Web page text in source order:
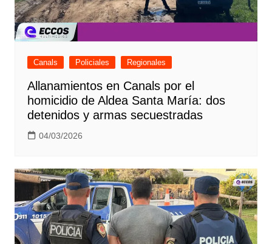
Canals Policiales Regionales
Allanamientos en Canals por el
homicidio de Aldea Santa María: dos
detenidos y armas secuestradas
04/03/2026